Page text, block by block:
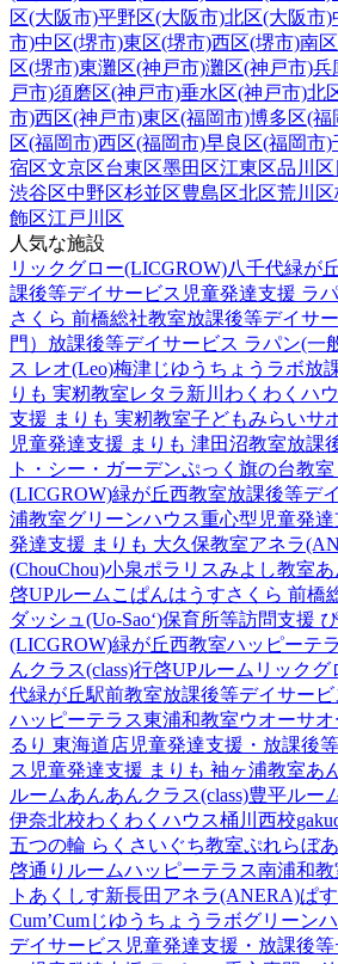
区(大阪市)平野区(大阪市)北区(大阪市)
市)中区(堺市)東区(堺市)西区(堺市)南
区(堺市)東灘区(神戸市)灘区(神戸市)兵
戸市)須磨区(神戸市)垂水区(神戸市)北
市)西区(神戸市)東区(福岡市)博多区(福
区(福岡市)西区(福岡市)早良区(福岡市)
宿区文京区台東区墨田区江東区品川区
渋谷区中野区杉並区豊島区北区荒川区
飾区江戸川区
人気な施設
リックグロー(LICGROW)八千代緑が
課後等デイサービス 児童発達支援 ラ
さくら 前橋総社教室放課後等デイサ
門） 放課後等デイサービス ラパン(一
ス レオ(Leo)梅津じゆうちょうラボ放
りも 実籾教室レタラ新川 わくわくハ
支援 まりも 実籾教室子どもみらいサ
児童発達支援 まりも 津田沼教室放課
ト・シー・ガーデンぷっく旗の台教室
(LICGROW)緑が丘西教室放課後等デ
浦教室グリーンハウス重心型児童発達
発達支援 まりも 大久保教室アネラ
(ChouChou)小泉ポラリスみよし教室
啓UPルーム こぱんはうすさくら 前橋
ダッシュ(Uo-Sao‘)保育所等訪問支援
(LICGROW)緑が丘西教室ハッピーテ
んクラス(class)行啓UPルーム リックグ
代緑が丘駅前教室放課後等デイサー
ハッピーテラス東浦和教室ウオーサオ
るり 東海道店児童発達支援・放課後
ス 児童発達支援 まりも 袖ヶ浦教室あ
ルームあんあんクラス(class)豊平ルー
伊奈北校わくわくハウス桶川西校
五つの輪 らくさいぐち教室ぷれらぼ
啓通りルームハッピーテラス南浦和教
トあくしす新長田 アネラ(ANERA)ぱ
Cum’Cumじゆうちょうラボグリーン
デイサービス 児童発達支援・放課後